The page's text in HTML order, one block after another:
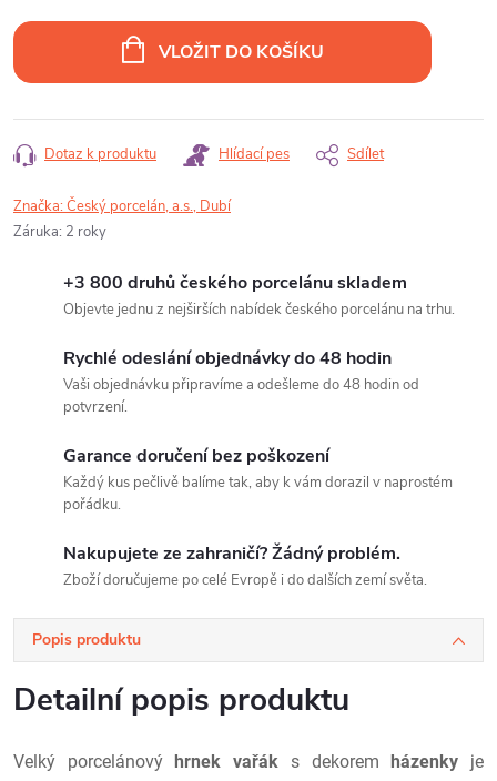
cena:
VLOŽIT DO KOŠÍKU
Dotaz k produktu Hlídací pes Sdílet
Značka:Český porcelán, a.s., Dubí
Záruka: 2 roky
+3 800 druhů českého porcelánu skladem
Objevte jednu z nejširších nabídek českého porcelánu na trhu.
Rychlé odeslání objednávky do 48 hodin
Vaši objednávku připravíme a odešleme do 48 hodin od
potvrzení.
Garance doručení bez poškození
Každý kus pečlivě balíme tak, aby k vám dorazil v naprostém
pořádku.
Nakupujete ze zahraničí? Žádný problém.
Zboží doručujeme po celé Evropě i do dalších zemí světa.
Popis produktu
Detailní popis produktu
Velký porcelánovýhrnek vařák s dekoremházenky je